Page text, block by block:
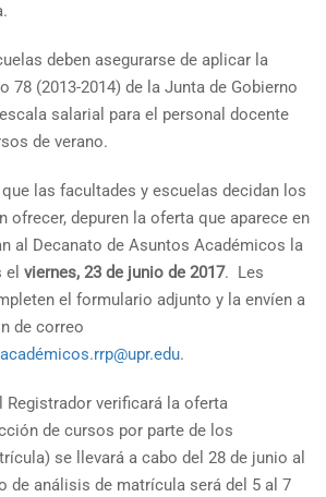
deben asegurarse de aplicar la
78 (2013-2014) de la Junta de Gobierno
salarial para el personal docente
de verano.
las facultades y escuelas decidan los
ofrecer, depuren la oferta que aparece en
al Decanato de Asuntos Académicos la
viernes, 23 de junio de 2017. Les
el formulario adjunto y la envíen a
de correo
.
Registrador verificará la oferta
de cursos por parte de los
se llevará a cabo del 28 de junio al
de análisis de matrícula será del 5 al 7